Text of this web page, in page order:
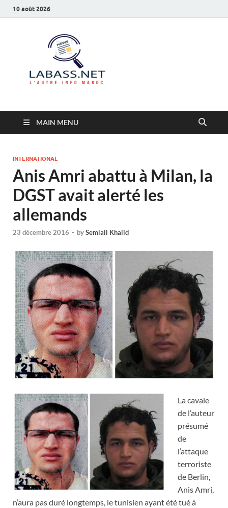
10 août 2026
MAIN MENU
INTERNATIONAL
Anis Amri abattu à Milan, la
DGST avait alerté les
allemands
23 décembre 2016 - bySemlali Khalid
La cavale
de l’auteur
présumé
de
l’attaque
terroriste
de Berlin,
Anis Amri,
n’aura pas duré longtemps, le tunisien ayant été tué à